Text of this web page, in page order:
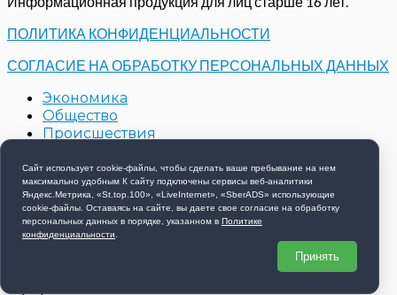
ПОЛИТИКА КОНФИДЕНЦИАЛЬНОСТИ
СОГЛАСИЕ НА ОБРАБОТКУ ПЕРСОНАЛЬНЫХ ДАННЫХ
Экономика
Общество
Происшествия
Контакты
Новости компаний
Copyright © 2026 РИА 57 - Все права защищены
Сайт использует cookie-файлы, чтобы сделать ваше пребывание на нем
максимально удобным К cайту подключены сервисы веб-аналитики
Яндекс.Метрика, «St.top.100», «LiveInternet», «SberADS» использующиe
cookie-файлы. Оставаясь на сайте, вы даете свое согласие на обработку
персональных данных в порядке, указанном в Политике
конфиденциальности
Принять